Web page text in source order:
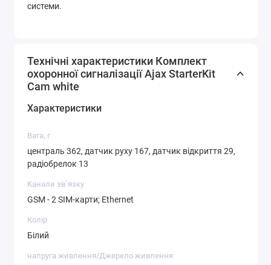
системи.
Технічні характеристики Комплект
охоронної сигналізації Ajax StarterKit
Cam white
Характеристики
Вага, г
централь 362, датчик руху 167, датчик відкриття 29,
радіобрелок 13
Канали зв`язку
GSM - 2 SIM-карти; Ethernet
Колір
Білий
напруга живлення/Джерело живлення